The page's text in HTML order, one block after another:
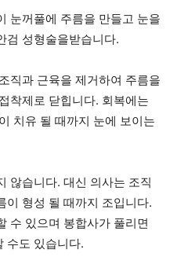
눈꺼풀에 주름을 만들고 눈을
검 성형술을받습니다.
직과 근육을 제거하여 주름을
착제로 닫힙니다. 회복에는
치유 될 때까지 눈에 보이는
않습니다. 대신 의사는 조직
이 형성 될 때까지 조입니다.
수 있으며 봉합사가 풀리면
수도 있습니다.